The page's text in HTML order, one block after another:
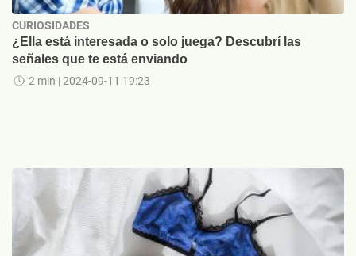
CURIOSIDADES
¿Ella está interesada o solo juega? Descubrí las
señales que te está enviando
2 min | 2024-09-11 19:23